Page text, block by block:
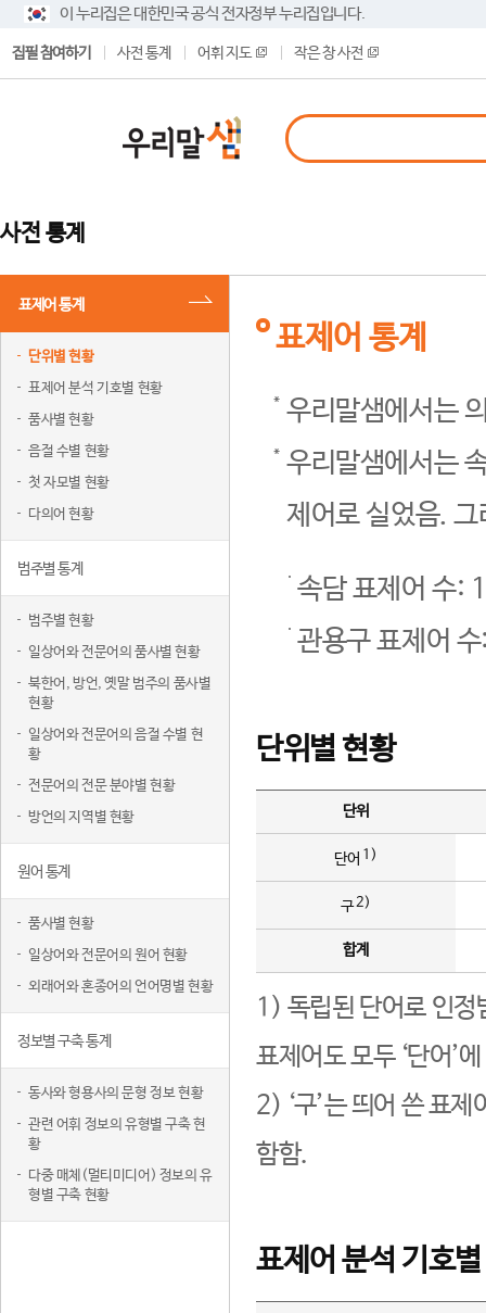
이 누리집은 대한민국 공식 전자정부 누리집입니다.
집필 참여하기 사전 통계 어휘 지도 작은 창 사전
사전 통계
표제어 통계
단위별 현황
표제어 분석 기호별 현황
품사별 현황
음절 수별 현황
첫 자모별 현황
다의어 현황
범주별 통계
범주별 현황
일상어와 전문어의 품사별 현황
북한어, 방언, 옛말 범주의 품사별
현황
일상어와 전문어의 음절 수별 현
황
전문어의 전문 분야별 현황
방언의 지역별 현황
원어 통계
품사별 현황
일상어와 전문어의 원어 현황
외래어와 혼종어의 언어명별 현황
정보별 구축 통계
동사와 형용사의 문형 정보 현황
관련 어휘 정보의 유형별 구축 현
황
다중 매체(멀티미디어) 정보의 유
형별 구축 현황
표제어 통계
우리말샘에서는
우리말샘에서는
제어로 실었음.
속담 표제어 수:
관용구 표제어
단위별 현황
단위
단어 1)
구2)
합계
1) 독립된 단어로 인정
표제어도 모두 ‘단어’
2) ‘구’는 띄어 쓴 표
함함.
표제어 분석 기호